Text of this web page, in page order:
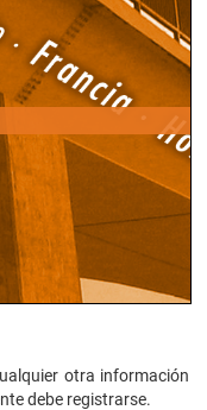
otra información
debe registrarse.